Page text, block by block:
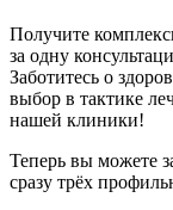
Получите
за одну
Заботитесь о
выбор в тактике
нашей клиники!
Теперь вы можете
сразу трёх